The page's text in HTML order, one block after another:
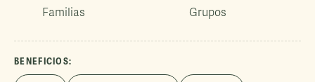
Familias Grupos
BENEFICIOS: